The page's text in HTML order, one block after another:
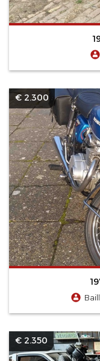
€ 2.300
€ 2.350